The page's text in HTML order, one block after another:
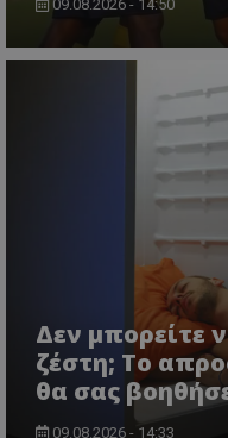
09.08.2026 - 14:50
Δεν μπορείτε
ζέστη; Το
θα σας
09.08.2026 - 14:33